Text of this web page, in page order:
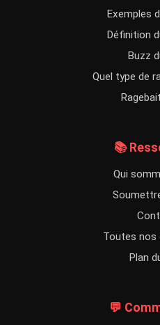
Exemples
Définition
Buzz
Quel type de
📚
Qui
Toutes nos
Plan
💬